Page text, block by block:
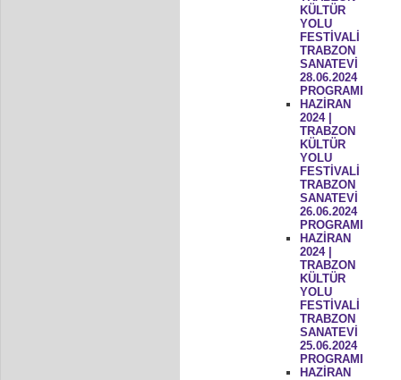
KÜLTÜR
YOLU
FESTİVALİ
TRABZON
SANATEVİ
28.06.2024
PROGRAMI
HAZİRAN
2024 |
TRABZON
KÜLTÜR
YOLU
FESTİVALİ
TRABZON
SANATEVİ
26.06.2024
PROGRAMI
HAZİRAN
2024 |
TRABZON
KÜLTÜR
YOLU
FESTİVALİ
TRABZON
SANATEVİ
25.06.2024
PROGRAMI
HAZİRAN